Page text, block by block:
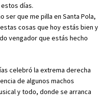
días.
ser que me pilla en Santa Pola,
cosas que hoy estás bien y
vengador que estás hecho
celebró la extrema derecha
de algunos machos
y todo, donde se arranca